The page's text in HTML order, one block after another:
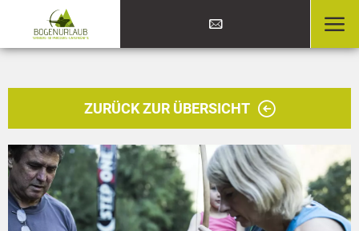
ZURÜCK ZUR ÜBERSICHT